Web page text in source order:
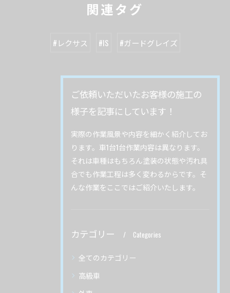
関連タグ
#レクサス #IS #ガードグレイズ
ご依頼いただいたお客様の施工の
様子を記事にしています！
実際の作業風景や内容を細かく紹介してお
ります。車1台1台作業内容は異なります。
それは車種はもちろん塗装の状態や汚れ具
合でも作業工程は多く変わるからです。そ
んな作業をここではご紹介いたします。
カテゴリー Categories
全てのカテゴリー
高級車